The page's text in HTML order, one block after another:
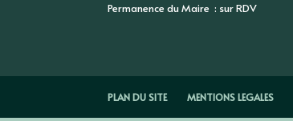
Permanence du Maire : sur RDV
PLAN DU SITE MENTIONS LEGALES